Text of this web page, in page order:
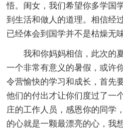
悟。闺女，我们希望你多学国
到生活和做人的道理。相信经
已经体会到国学并不是枯燥无
我和你妈妈相信，此次的
一个非常有意义的暑假，或许
令营愉快的学习和成长，首先
他们的付出才让你们度过了一
庄的工作人员，感恩你的同学
的心就是一颗最漂亮的心，我